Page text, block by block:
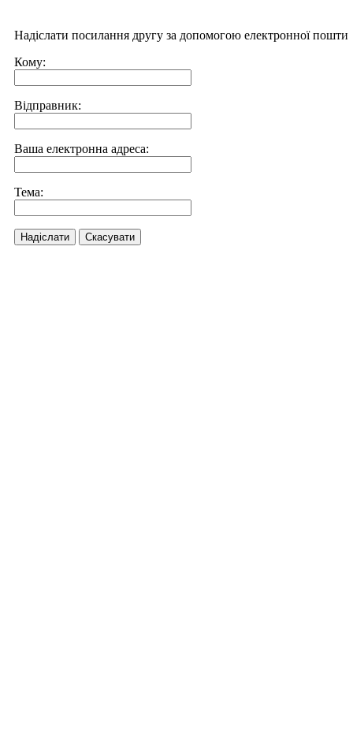
Надіслати посилання другу за допомогою електронної пошти
Кому:
Відправник:
Ваша електронна адреса:
Тема:
Надіслати Скасувати